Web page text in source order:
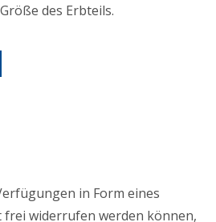
des Erbteils.
in Form eines
frei widerrufen werden können,